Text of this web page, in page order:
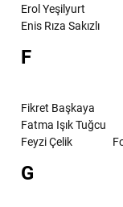
Erol Yeşilyurt
Enis Rıza Sakızlı
F
Fikret Başkaya
Fatma Işık Tuğcu
Feyzi Çelik
G